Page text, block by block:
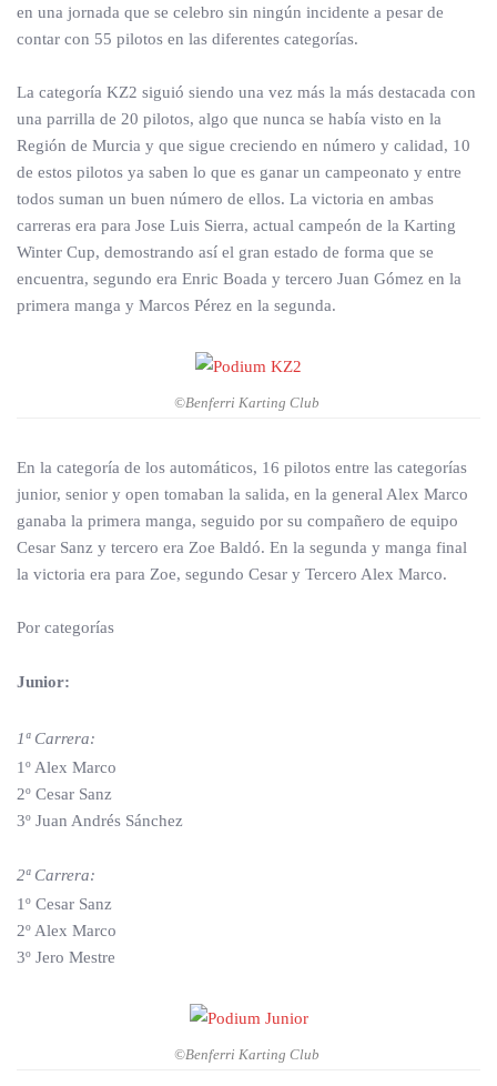
en una jornada que se celebro sin ningún incidente a pesar de
contar con 55 pilotos en las diferentes categorías.
La categoría KZ2 siguió siendo una vez más la más destacada con
una parrilla de 20 pilotos, algo que nunca se había visto en la
Región de Murcia y que sigue creciendo en número y calidad, 10
de estos pilotos ya saben lo que es ganar un campeonato y entre
todos suman un buen número de ellos. La victoria en ambas
carreras era para Jose Luis Sierra, actual campeón de la Karting
Winter Cup, demostrando así el gran estado de forma que se
encuentra, segundo era Enric Boada y tercero Juan Gómez en la
primera manga y Marcos Pérez en la segunda.
©Benferri Karting Club
En la categoría de los automáticos, 16 pilotos entre las categorías
junior, senior y open tomaban la salida, en la general Alex Marco
ganaba la primera manga, seguido por su compañero de equipo
Cesar Sanz y tercero era Zoe Baldó. En la segunda y manga final
la victoria era para Zoe, segundo Cesar y Tercero Alex Marco.
Por categorías
Junior:
1ª Carrera:
1º Alex Marco
2º Cesar Sanz
3º Juan Andrés Sánchez
2ª Carrera:
1º Cesar Sanz
2º Alex Marco
3º Jero Mestre
©Benferri Karting Club